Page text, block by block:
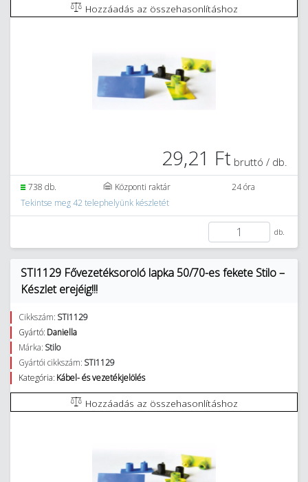
Hozzáadás az összehasonlításhoz
29,21 Ft bruttó / db.
738 db. Központi raktár
24 óra
Tekintse meg 42 telephelyünk készletét
db.
STI1129 Fővezetéksoroló lapka 50/70-es fekete Stilo –
Készlet erejéig!!!
Cikkszám: STI1129
Gyártó: Daniella
Márka: Stilo
Gyártói cikkszám: STI1129
Kategória: Kábel- és vezetékjelölés
Hozzáadás az összehasonlításhoz